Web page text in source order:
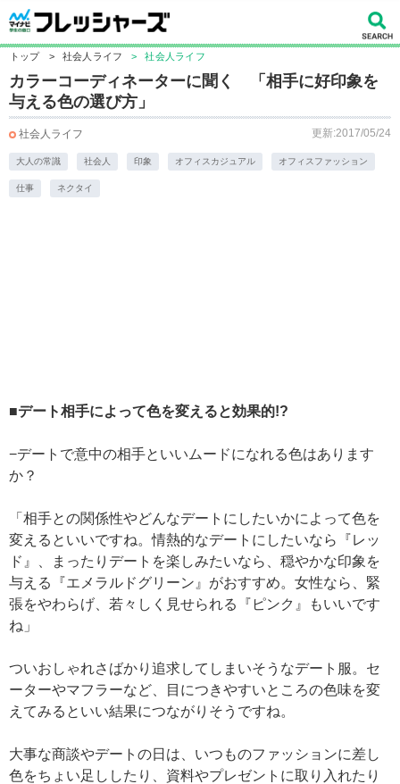
トップ > 社会人ライフ > 社会人ライフ
カラーコーディネーターに聞く 「相手に好印象を
与える色の選び方」
社会人ライフ 更新:2017/05/24
大人の常識 社会人 印象 オフィスカジュアル オフィスファッション
仕事 ネクタイ
■デート相手によって色を変えると効果的!?
−デートで意中の相手といいムードになれる色はあります
か？
「相手との関係性やどんなデートにしたいかによって色を
変えるといいですね。情熱的なデートにしたいなら『レッ
ド』、まったりデートを楽しみたいなら、穏やかな印象を
与える『エメラルドグリーン』がおすすめ。女性なら、緊
張をやわらげ、若々しく見せられる『ピンク』もいいです
ね」
ついおしゃれさばかり追求してしまいそうなデート服。セ
ーターやマフラーなど、目につきやすいところの色味を変
えてみるといい結果につながりそうですね。
大事な商談やデートの日は、いつものファッションに差し
色をちょい足ししたり、資料やプレゼントに取り入れたり